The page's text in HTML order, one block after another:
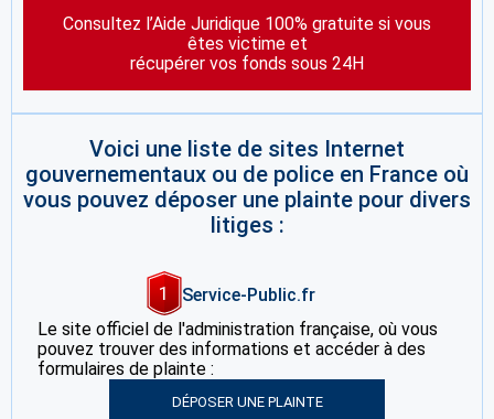
Consultez l’Aide Juridique 100% gratuite si vous
êtes victime et
récupérer vos fonds sous 24H
Voici une liste de sites Internet
gouvernementaux ou de police en France où
vous pouvez déposer une plainte pour divers
litiges :
1
Service-Public.fr
Le site officiel de l'administration française, où vous
pouvez trouver des informations et accéder à des
formulaires de plainte :
DÉPOSER UNE PLAINTE